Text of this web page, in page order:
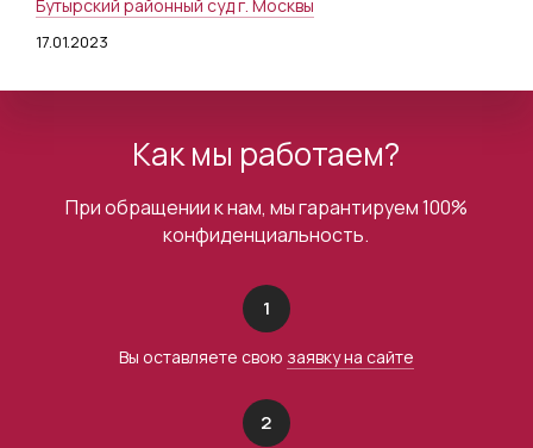
Бутырский районный суд г. Москвы
17.01.2023
Как мы работаем?
При обращении к нам, мы гарантируем 100%
конфиденциальность.
1
Вы оставляете свою заявку на сайте
2